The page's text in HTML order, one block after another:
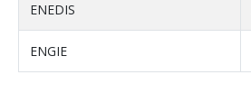
ENEDIS
ENGIE